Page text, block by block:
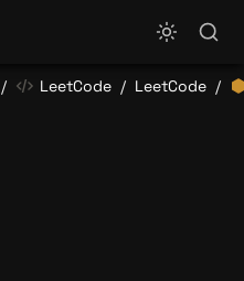
/ LeetCode / LeetCode /